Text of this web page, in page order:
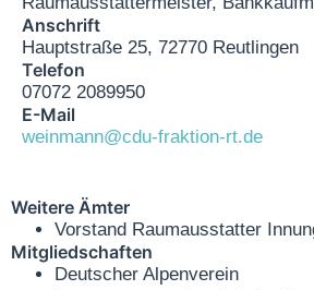
Anschrift
Hauptstraße 25, 72770 Reutlingen
Telefon
07072 2089950
E-Mail
weinmann@cdu-fraktion-rt.de
Weitere Ämter
Vorstand Raumausstatter
Mitgliedschaften
Deutscher Alpenverein